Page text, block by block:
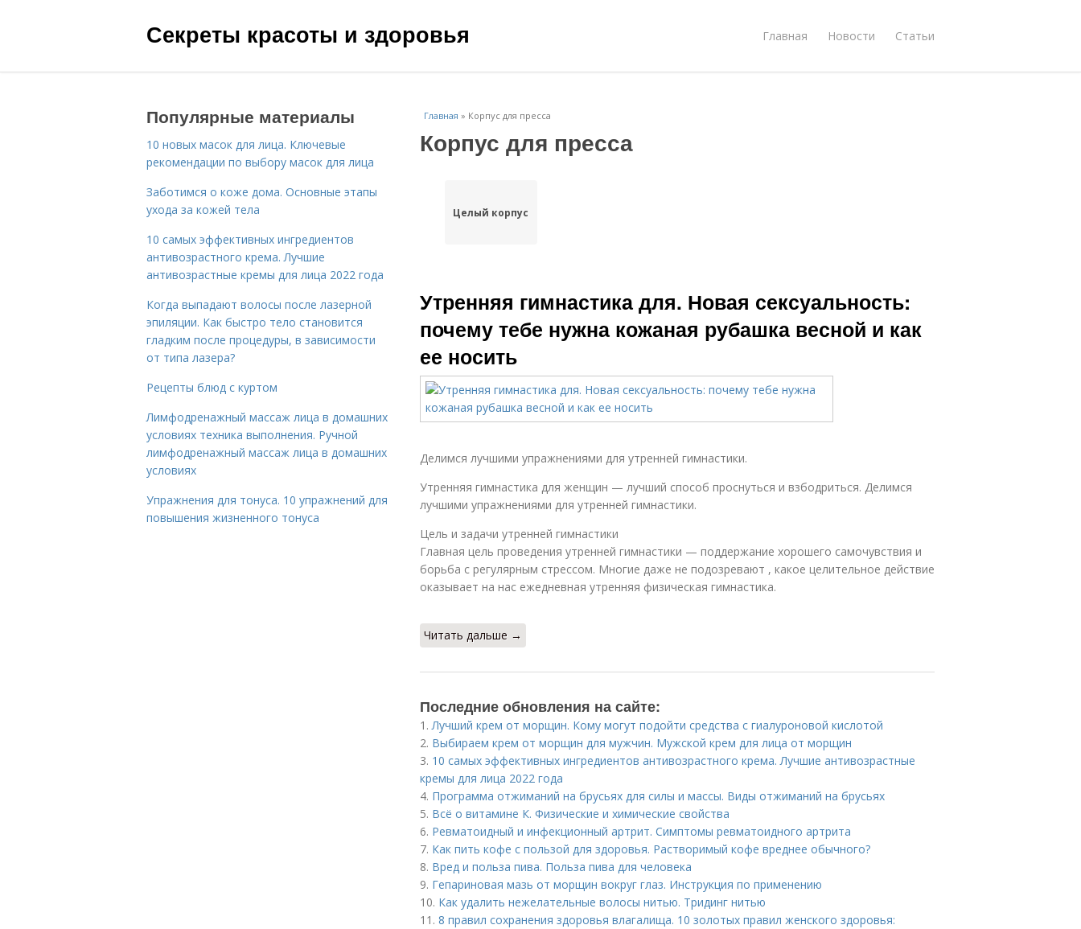
Секреты красоты и здоровья Главная Новости Статьи
Главная » Корпус для пресса
Корпус для пресса
Целый корпус
Утренняя гимнастика для. Новая сексуальность:
почему тебе нужна кожаная рубашка весной и как
ее носить
Делимся лучшими упражнениями для утренней гимнастики.
Утренняя гимнастика для женщин — лучший способ проснуться и взбодриться. Делимся
лучшими упражнениями для утренней гимнастики.
Цель и задачи утренней гимнастики
Главная цель проведения утренней гимнастики — поддержание хорошего самочувствия и
борьба с регулярным стрессом. Многие даже не подозревают , какое целительное действие
оказывает на нас ежедневная утренняя физическая гимнастика.
Читать дальше →
Последние обновления на сайте:
1.Лучший крем от морщин. Кому могут подойти средства с гиалуроновой кислотой
2. Выбираем крем от морщин для мужчин. Мужской крем для лица от морщин
3. 10 самых эффективных ингредиентов антивозрастного крема. Лучшие антивозрастные
кремы для лица 2022 года
4. Программа отжиманий на брусьях для силы и массы. Виды отжиманий на брусьях
5. Всё о витамине К. Физические и химические свойства
6. Ревматоидный и инфекционный артрит. Симптомы ревматоидного артрита
7. Как пить кофе с пользой для здоровья. Растворимый кофе вреднее обычного?
8. Вред и польза пива. Польза пива для человека
9. Гепариновая мазь от морщин вокруг глаз. Инструкция по применению
10. Как удалить нежелательные волосы нитью. Тридинг нитью
11. 8 правил сохранения здоровья влагалища. 10 золотых правил женского здоровья:
Популярные материалы
10 новых масок для лица. Ключевые
рекомендации по выбору масок для лица
Заботимся о коже дома. Основные этапы
ухода за кожей тела
10 самых эффективных ингредиентов
антивозрастного крема. Лучшие
антивозрастные кремы для лица 2022 года
Когда выпадают волосы после лазерной
эпиляции. Как быстро тело становится
гладким после процедуры, в зависимости
от типа лазера?
Рецепты блюд с куртом
Лимфодренажный массаж лица в домашних
условиях техника выполнения. Ручной
лимфодренажный массаж лица в домашних
условиях
Упражнения для тонуса. 10 упражнений для
повышения жизненного тонуса